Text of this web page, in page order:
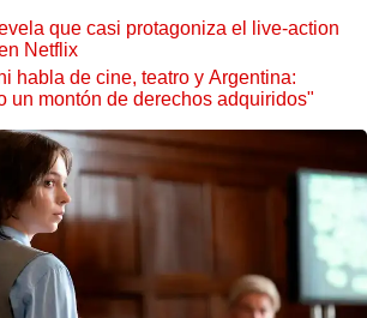
que casi protagoniza el live-action
Netflix
habla de cine, teatro y Argentina:
un montón de derechos adquiridos"